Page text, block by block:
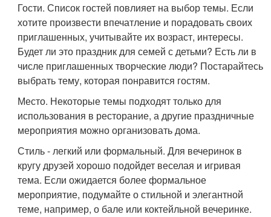
Гости. Список гостей повлияет на выбор темы. Если
хотите произвести впечатление и порадовать своих
приглашенных, учитывайте их возраст, интересы.
Будет ли это праздник для семей с детьми? Есть ли в
числе приглашенных творческие люди? Постарайтесь
выбрать тему, которая понравится гостям.
Место. Некоторые темы подходят только для
использования в ресторание, а другие праздничные
мероприятия можно организовать дома.
Стиль - легкий или формальный. Для вечеринок в
кругу друзей хорошо подойдет веселая и игривая
тема. Если ожидается более формальное
мероприятие, подумайте о стильной и элегантной
теме, например, о бале или коктейльной вечеринке.